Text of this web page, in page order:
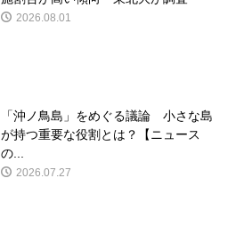
2026.08.01
「沖ノ鳥島」をめぐる議論 小さな島
が持つ重要な役割とは？【ニュース
の...
2026.07.27